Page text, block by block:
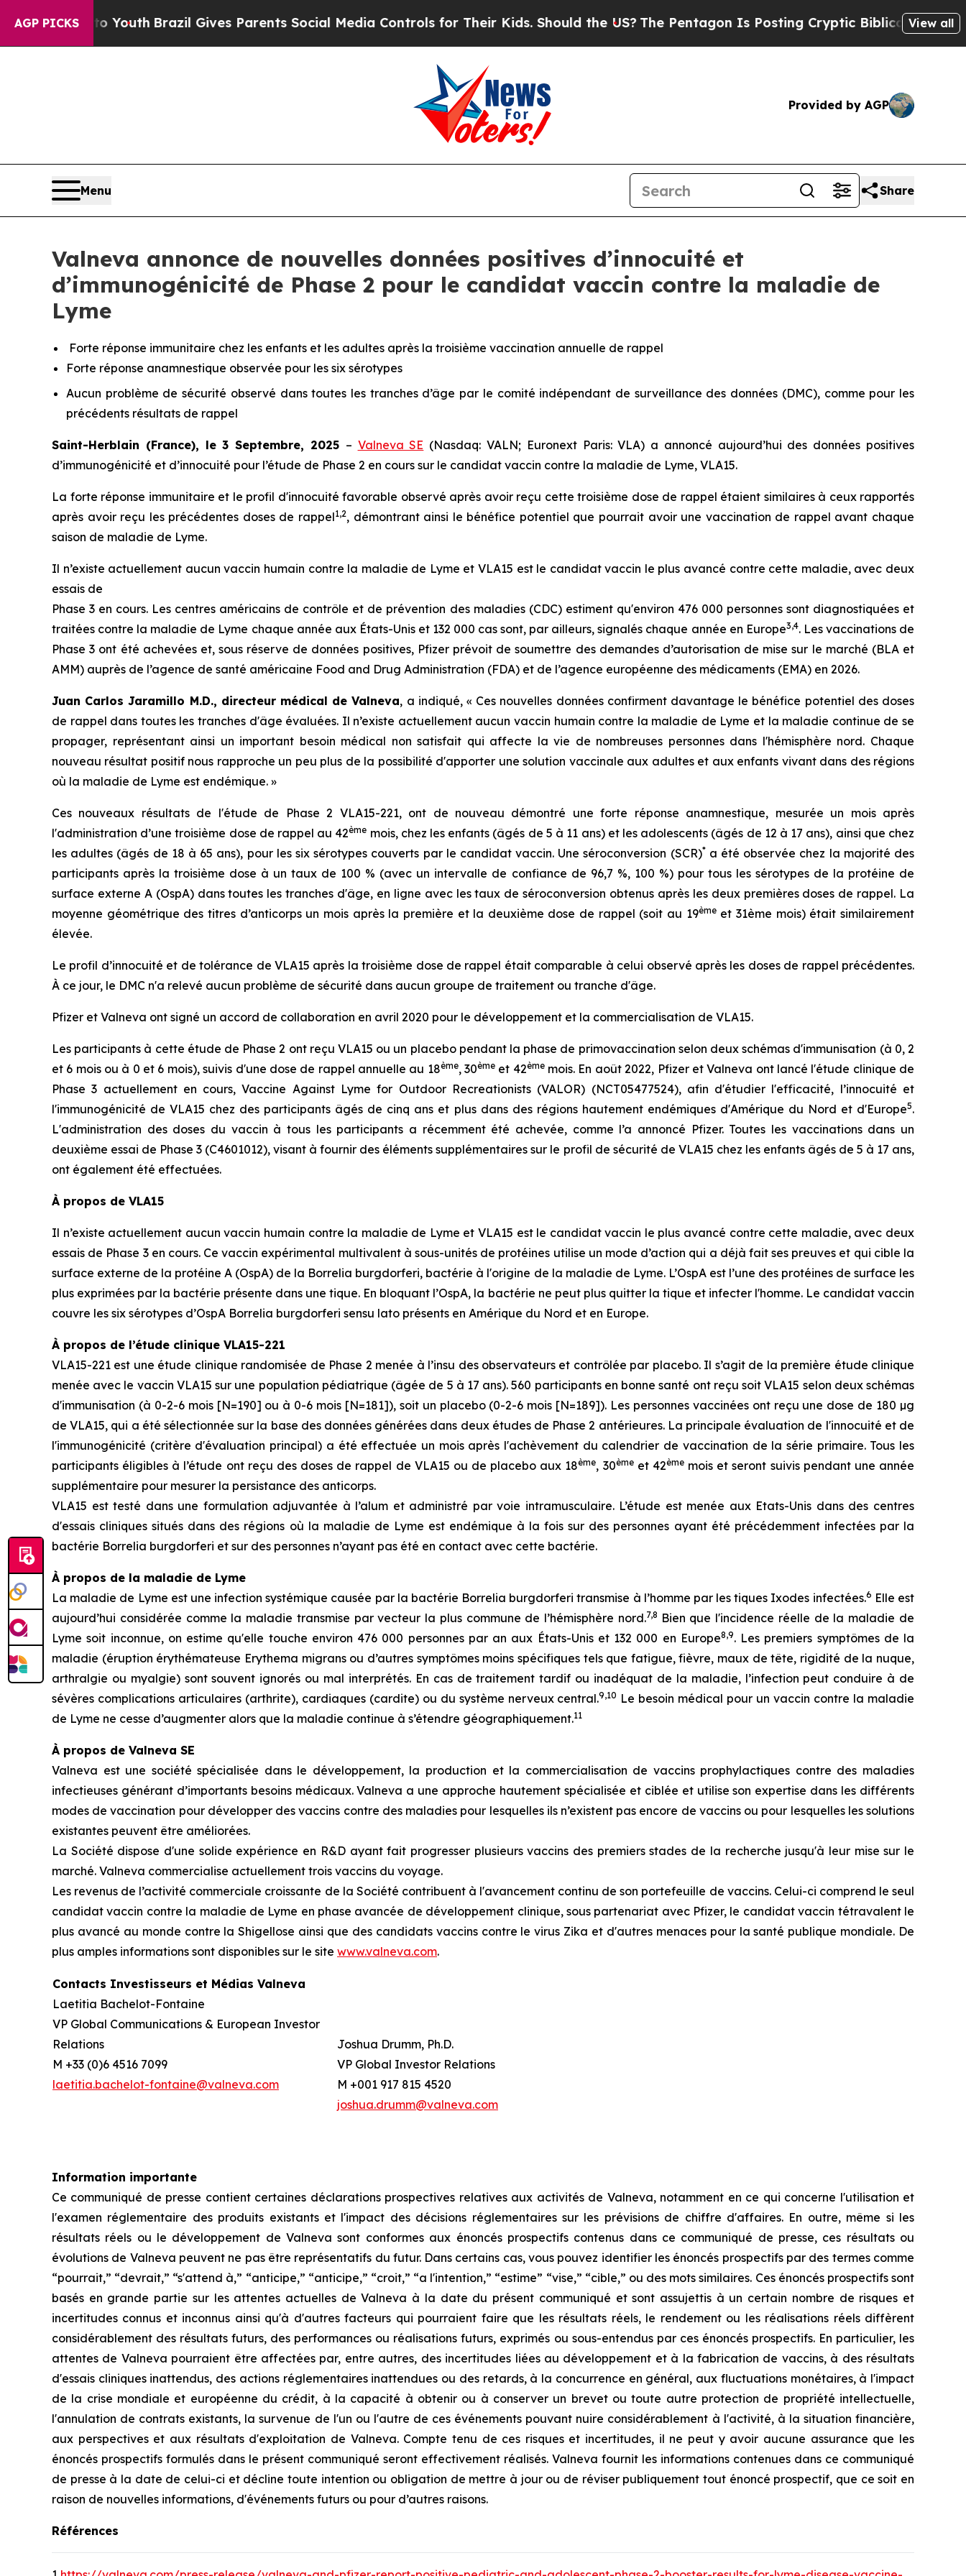
AGP PICKS
to YouthBrazil Gives Parents Social Media Controls for Their Kids. Should the US?The Pentagon Is Posting Cryptic Biblical Messages on Social
View all
Provided by AGP
Menu Share
Valneva annonce de nouvelles données positives d’innocuité et
d’immunogénicité de Phase 2 pour le candidat vaccin contre la maladie de
Lyme
Forte réponse immunitaire chez les enfants et les adultes après la troisième vaccination annuelle de rappel
Forte réponse anamnestique observée pour les six sérotypes
Aucun problème de sécurité observé dans toutes les tranches d’âge par le comité indépendant de surveillance des données (DMC), comme pour les
précédents résultats de rappel
Saint-Herblain (France), le 3 Septembre, 2025 – Valneva SE (Nasdaq: VALN; Euronext Paris: VLA) a annoncé aujourd’hui des données positives
d’immunogénicité et d’innocuité pour l’étude de Phase 2 en cours sur le candidat vaccin contre la maladie de Lyme, VLA15.
La forte réponse immunitaire et le profil d'innocuité favorable observé après avoir reçu cette troisième dose de rappel étaient similaires à ceux rapportés
après avoir reçu les précédentes doses de rappel1,2, démontrant ainsi le bénéfice potentiel que pourrait avoir une vaccination de rappel avant chaque
saison de maladie de Lyme.
Il n’existe actuellement aucun vaccin humain contre la maladie de Lyme et VLA15 est le candidat vaccin le plus avancé contre cette maladie, avec deux
essais de
Phase 3 en cours. Les centres américains de contrôle et de prévention des maladies (CDC) estiment qu'environ 476 000 personnes sont diagnostiquées et
traitées contre la maladie de Lyme chaque année aux États-Unis et 132 000 cas sont, par ailleurs, signalés chaque année en Europe3,4. Les vaccinations de
Phase 3 ont été achevées et, sous réserve de données positives, Pfizer prévoit de soumettre des demandes d’autorisation de mise sur le marché (BLA et
AMM) auprès de l’agence de santé américaine Food and Drug Administration (FDA) et de l’agence européenne des médicaments (EMA) en 2026.
Juan Carlos Jaramillo M.D., directeur médical de Valneva, a indiqué, « Ces nouvelles données confirment davantage le bénéfice potentiel des doses
de rappel dans toutes les tranches d'âge évaluées. Il n’existe actuellement aucun vaccin humain contre la maladie de Lyme et la maladie continue de se
propager, représentant ainsi un important besoin médical non satisfait qui affecte la vie de nombreuses personnes dans l'hémisphère nord. Chaque
nouveau résultat positif nous rapproche un peu plus de la possibilité d'apporter une solution vaccinale aux adultes et aux enfants vivant dans des régions
où la maladie de Lyme est endémique. »
Ces nouveaux résultats de l'étude de Phase 2 VLA15-221, ont de nouveau démontré une forte réponse anamnestique, mesurée un mois après
l'administration d’une troisième dose de rappel au 42ème mois, chez les enfants (âgés de 5 à 11 ans) et les adolescents (âgés de 12 à 17 ans), ainsi que chez
les adultes (âgés de 18 à 65 ans), pour les six sérotypes couverts par le candidat vaccin. Une séroconversion (SCR)*a été observée chez la majorité des
participants après la troisième dose à un taux de 100 % (avec un intervalle de confiance de 96,7 %, 100 %) pour tous les sérotypes de la protéine de
surface externe A (OspA) dans toutes les tranches d'âge, en ligne avec les taux de séroconversion obtenus après les deux premières doses de rappel. La
moyenne géométrique des titres d’anticorps un mois après la première et la deuxième dose de rappel (soit au 19èmeet 31ème mois) était similairement
élevée.
Le profil d’innocuité et de tolérance de VLA15 après la troisième dose de rappel était comparable à celui observé après les doses de rappel précédentes.
À ce jour, le DMC n'a relevé aucun problème de sécurité dans aucun groupe de traitement ou tranche d'âge.
Pfizer et Valneva ont signé un accord de collaboration en avril 2020 pour le développement et la commercialisation de VLA15.
Les participants à cette étude de Phase 2 ont reçu VLA15 ou un placebo pendant la phase de primovaccination selon deux schémas d'immunisation (à 0, 2
et 6 mois ou à 0 et 6 mois), suivis d'une dose de rappel annuelle au 18ème, 30ème et 42èmemois. En août 2022, Pfizer et Valneva ont lancé l'étude clinique de
Phase 3 actuellement en cours, Vaccine Against Lyme for Outdoor Recreationists (VALOR) (NCT05477524), afin d'étudier l'efficacité, l’innocuité et
l'immunogénicité de VLA15 chez des participants âgés de cinq ans et plus dans des régions hautement endémiques d'Amérique du Nord et d'Europe5.
L'administration des doses du vaccin à tous les participants a récemment été achevée, comme l’a annoncé Pfizer. Toutes les vaccinations dans un
deuxième essai de Phase 3 (C4601012), visant à fournir des éléments supplémentaires sur le profil de sécurité de VLA15 chez les enfants âgés de 5 à 17 ans,
ont également été effectuées.
À propos de VLA15
Il n’existe actuellement aucun vaccin humain contre la maladie de Lyme et VLA15 est le candidat vaccin le plus avancé contre cette maladie, avec deux
essais de Phase 3 en cours. Ce vaccin expérimental multivalent à sous-unités de protéines utilise un mode d’action qui a déjà fait ses preuves et qui cible la
surface externe de la protéine A (OspA) de la Borrelia burgdorferi, bactérie à l'origine de la maladie de Lyme. L’OspA est l’une des protéines de surface les
plus exprimées par la bactérie présente dans une tique. En bloquant l’OspA, la bactérie ne peut plus quitter la tique et infecter l'homme. Le candidat vaccin
couvre les six sérotypes d’OspA Borrelia burgdorferi sensu lato présents en Amérique du Nord et en Europe.
À propos de l’étude clinique VLA15-221
VLA15-221 est une étude clinique randomisée de Phase 2 menée à l’insu des observateurs et contrôlée par placebo. Il s’agit de la première étude clinique
menée avec le vaccin VLA15 sur une population pédiatrique (âgée de 5 à 17 ans). 560 participants en bonne santé ont reçu soit VLA15 selon deux schémas
d'immunisation (à 0-2-6 mois [N=190] ou à 0-6 mois [N=181]), soit un placebo (0-2-6 mois [N=189]). Les personnes vaccinées ont reçu une dose de 180 µg
de VLA15, qui a été sélectionnée sur la base des données générées dans deux études de Phase 2 antérieures. La principale évaluation de l'innocuité et de
l'immunogénicité (critère d'évaluation principal) a été effectuée un mois après l'achèvement du calendrier de vaccination de la série primaire. Tous les
participants éligibles à l’étude ont reçu des doses de rappel de VLA15 ou de placebo aux 18ème, 30èmeet 42èmemois et seront suivis pendant une année
supplémentaire pour mesurer la persistance des anticorps.
VLA15 est testé dans une formulation adjuvantée à l’alum et administré par voie intramusculaire. L’étude est menée aux Etats-Unis dans des centres
d'essais cliniques situés dans des régions où la maladie de Lyme est endémique à la fois sur des personnes ayant été précédemment infectées par la
bactérie Borrelia burgdorferi et sur des personnes n’ayant pas été en contact avec cette bactérie.
À propos de la maladie de Lyme
La maladie de Lyme est une infection systémique causée par la bactérie Borrelia burgdorferi transmise à l’homme par les tiques Ixodes infectées.6 Elle est
aujourd’hui considérée comme la maladie transmise par vecteur la plus commune de l’hémisphère nord.7,8 Bien que l'incidence réelle de la maladie de
Lyme soit inconnue, on estime qu'elle touche environ 476 000 personnes par an aux États-Unis et 132 000 en Europe8,9. Les premiers symptômes de la
maladie (éruption érythémateuse Erythema migrans ou d’autres symptômes moins spécifiques tels que fatigue, fièvre, maux de tête, rigidité de la nuque,
arthralgie ou myalgie) sont souvent ignorés ou mal interprétés. En cas de traitement tardif ou inadéquat de la maladie, l’infection peut conduire à de
sévères complications articulaires (arthrite), cardiaques (cardite) ou du système nerveux central.9,10 Le besoin médical pour un vaccin contre la maladie
de Lyme ne cesse d’augmenter alors que la maladie continue à s’étendre géographiquement.11
À propos de Valneva SE
Valneva est une société spécialisée dans le développement, la production et la commercialisation de vaccins prophylactiques contre des maladies
infectieuses générant d’importants besoins médicaux. Valneva a une approche hautement spécialisée et ciblée et utilise son expertise dans les différents
modes de vaccination pour développer des vaccins contre des maladies pour lesquelles ils n’existent pas encore de vaccins ou pour lesquelles les solutions
existantes peuvent être améliorées.
La Société dispose d'une solide expérience en R&D ayant fait progresser plusieurs vaccins des premiers stades de la recherche jusqu'à leur mise sur le
marché. Valneva commercialise actuellement trois vaccins du voyage.
Les revenus de l’activité commerciale croissante de la Société contribuent à l'avancement continu de son portefeuille de vaccins. Celui-ci comprend le seul
candidat vaccin contre la maladie de Lyme en phase avancée de développement clinique, sous partenariat avec Pfizer, le candidat vaccin tétravalent le
plus avancé au monde contre la Shigellose ainsi que des candidats vaccins contre le virus Zika et d'autres menaces pour la santé publique mondiale. De
plus amples informations sont disponibles sur le site www.valneva.com.
Contacts Investisseurs et Médias Valneva
Laetitia Bachelot-Fontaine
VP Global Communications & European Investor
Relations
M +33 (0)6 4516 7099
laetitia.bachelot-fontaine@valneva.com
Joshua Drumm, Ph.D.
VP Global Investor Relations
M +001 917 815 4520
joshua.drumm@valneva.com
Information importante
Ce communiqué de presse contient certaines déclarations prospectives relatives aux activités de Valneva, notamment en ce qui concerne l'utilisation et
l'examen réglementaire des produits existants et l'impact des décisions réglementaires sur les prévisions de chiffre d'affaires. En outre, même si les
résultats réels ou le développement de Valneva sont conformes aux énoncés prospectifs contenus dans ce communiqué de presse, ces résultats ou
évolutions de Valneva peuvent ne pas être représentatifs du futur. Dans certains cas, vous pouvez identifier les énoncés prospectifs par des termes comme
“pourrait,” “devrait,” “s'attend à,” “anticipe,” “anticipe,” “croit,” “a l'intention,” “estime” “vise,” “cible,” ou des mots similaires. Ces énoncés prospectifs sont
basés en grande partie sur les attentes actuelles de Valneva à la date du présent communiqué et sont assujettis à un certain nombre de risques et
incertitudes connus et inconnus ainsi qu'à d'autres facteurs qui pourraient faire que les résultats réels, le rendement ou les réalisations réels diffèrent
considérablement des résultats futurs, des performances ou réalisations futurs, exprimés ou sous-entendus par ces énoncés prospectifs. En particulier, les
attentes de Valneva pourraient être affectées par, entre autres, des incertitudes liées au développement et à la fabrication de vaccins, à des résultats
d'essais cliniques inattendus, des actions réglementaires inattendues ou des retards, à la concurrence en général, aux fluctuations monétaires, à l'impact
de la crise mondiale et européenne du crédit, à la capacité à obtenir ou à conserver un brevet ou toute autre protection de propriété intellectuelle,
l'annulation de contrats existants, la survenue de l'un ou l'autre de ces événements pouvant nuire considérablement à l'activité, à la situation financière,
aux perspectives et aux résultats d'exploitation de Valneva. Compte tenu de ces risques et incertitudes, il ne peut y avoir aucune assurance que les
énoncés prospectifs formulés dans le présent communiqué seront effectivement réalisés. Valneva fournit les informations contenues dans ce communiqué
de presse à la date de celui-ci et décline toute intention ou obligation de mettre à jour ou de réviser publiquement tout énoncé prospectif, que ce soit en
raison de nouvelles informations, d'événements futurs ou pour d’autres raisons.
Références